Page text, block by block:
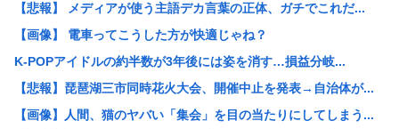
【悲報】 メディアが使う主語デカ言葉の正体、ガチでこれだ...
【画像】 電車ってこうした方が快適じゃね？
K-POPアイドルの約半数が3年後には姿を消す…損益分岐...
【悲報】琵琶湖三市同時花火大会、開催中止を発表→自治体が...
【画像】人間、猫のヤバい「集会」を目の当たりにしてしまう...